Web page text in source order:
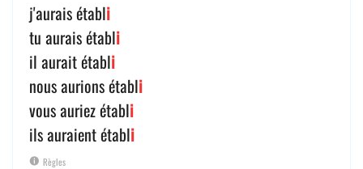
j'aurais établi
tu aurais établi
il aurait établi
nous aurions établi
vous auriez établi
ils auraient établi
Règles